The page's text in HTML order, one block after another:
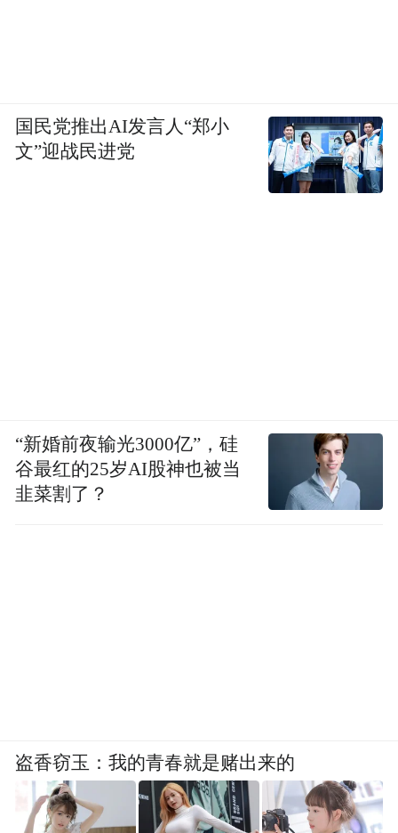
国民党推出AI发言人“郑小
文”迎战民进党
“新婚前夜输光3000亿”，硅
谷最红的25岁AI股神也被当
韭菜割了？
盗香窃玉：我的青春就是赌出来的